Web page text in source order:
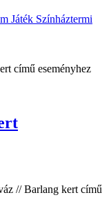
Játék Színháztermi